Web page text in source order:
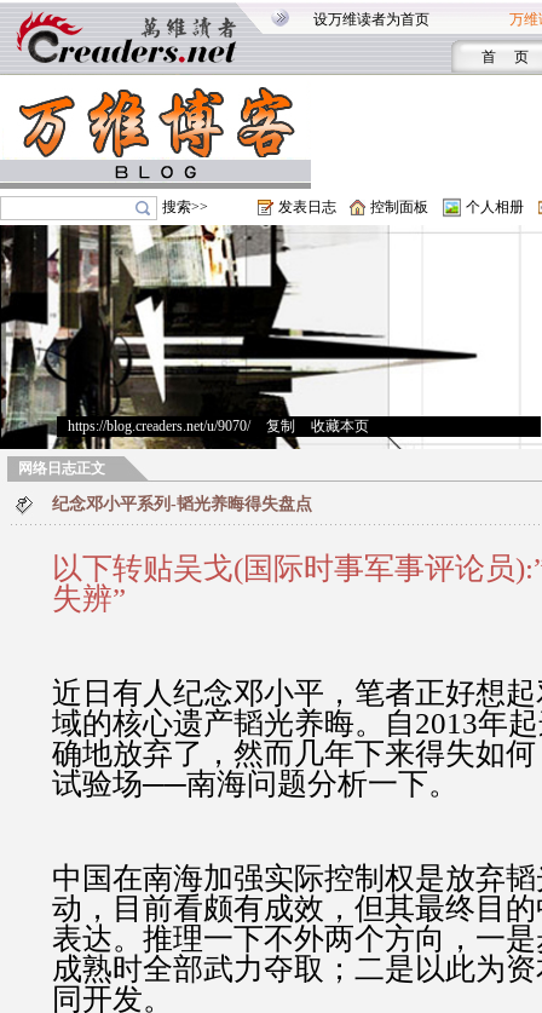
设万维读者为首页 万维
首 页
搜索>> 发表日志 控制面板 个人相册
https://blog.creaders.net/u/9070/> 复制 收藏本页
网络日志正文
纪念邓小平系列-韬光养晦得失盘点
以下转贴吴戈(国际时事军事评论员
失辨”
近日有人纪念邓小平，笔者正好想
域的核心遗产韬光养晦。自2013年
确地放弃了，然而几年下来得失如
试验场──南海问题分析一下。
中国在南海加强实际控制权是放弃
动，目前看颇有成效，但其最终目
表达。推理一下不外两个方向，一
成熟时全部武力夺取；二是以此为
同开发。